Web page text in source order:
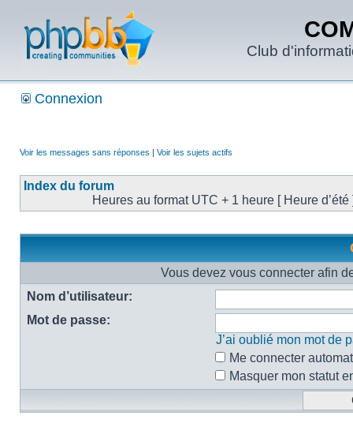
Club
Connexion
Voir les messages sans réponses | Voir les sujets actifs
Index du forum
Heures au format UTC + 1 heure [ Heure d’été
Vous devez vous connecter afin
Nom d’utilisateur:
Mot de passe:
J’ai oublié mon mot de
Me connecter
Masquer mon statut